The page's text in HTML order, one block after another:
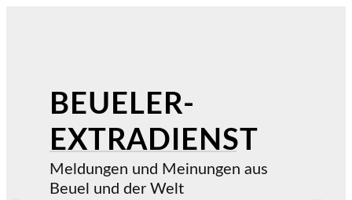
BEUELER-
EXTRADIENST
Meldungen und Meinungen aus
Beuel und der Welt